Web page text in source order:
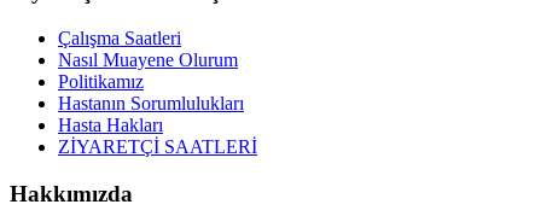
Çalışma Saatleri
Nasıl Muayene Olurum
Politikamız
Hastanın Sorumlulukları
Hasta Hakları
ZİYARETÇİ SAATLERİ
Hakkımızda